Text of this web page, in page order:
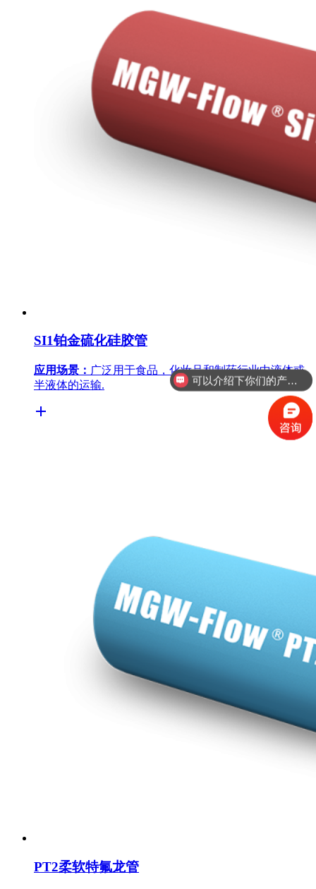
SI1铂金硫化硅胶管
应用场景： 广泛用于食品，化妆品和制药行业中液体或
半液体的运输.
PT2柔软特氟龙管
可以介绍下你们的产品么